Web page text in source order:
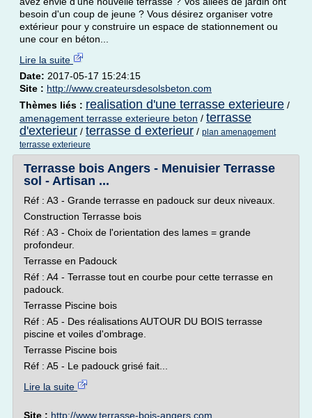
besoin d'un coup de jeune ? Vous désirez organiser votre
extérieur pour y construire un espace de stationnement ou
une cour en béton...
Lire la suite
Date: 2017-05-17 15:24:15
Site : http://www.createursdesolsbeton.com
Thèmes liés : realisation d'une terrasse exterieure /
amenagement terrasse exterieure beton / terrasse
d'exterieur / terrasse d exterieur / plan amenagement
terrasse exterieure
Terrasse bois Angers - Menuisier Terrasse
sol - Artisan ...
Réf : A3 - Grande terrasse en padouck sur deux niveaux.
Construction Terrasse bois
Réf : A3 - Choix de l'orientation des lames = grande
profondeur.
Terrasse en Padouck
Réf : A4 - Terrasse tout en courbe pour cette terrasse en
padouck.
Terrasse Piscine bois
Réf : A5 - Des réalisations AUTOUR DU BOIS terrasse
piscine et voiles d'ombrage.
Terrasse Piscine bois
Réf : A5 - Le padouck grisé fait...
Lire la suite
Site : http://www.terrasse-bois-angers.com